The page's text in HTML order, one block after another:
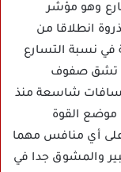
وهو مؤشر
انطلاقا من
في نسبة التسارع
تشق صفوف
شاسعة منذ
موضع القوة
أي منافس مهما
والمشوق جدا في